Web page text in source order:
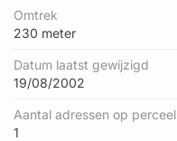
Omtrek
230 meter
Datum laatst gewijzigd
19/08/2002
Aantal adressen op perceel
1